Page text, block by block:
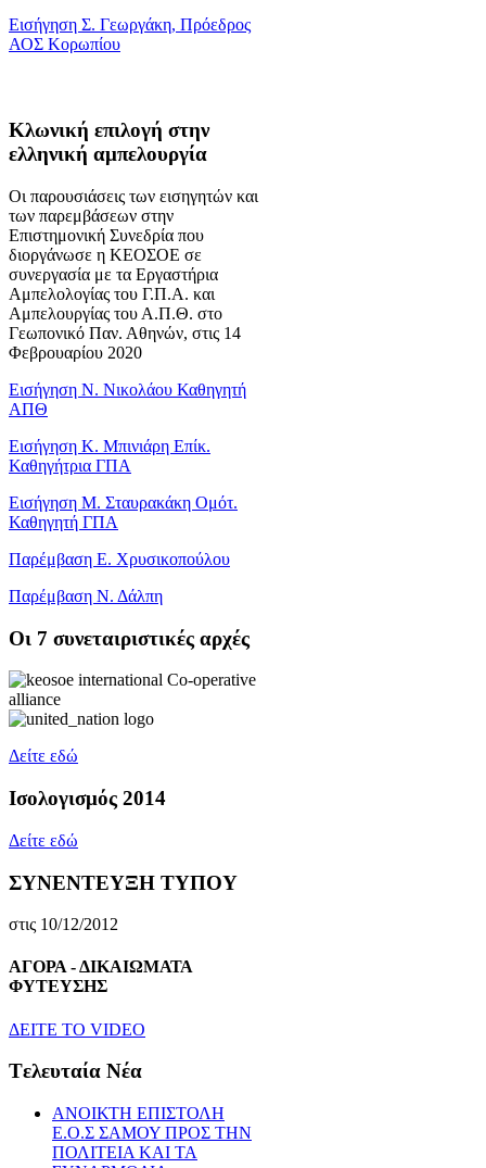
Εισήγηση Σ. Γεωργάκη, Πρόεδρος
ΑΟΣ Κορωπίου
Κλωνική επιλογή στην
ελληνική αμπελουργία
Οι παρουσιάσεις των εισηγητών και
των παρεμβάσεων στην
Επιστημονική Συνεδρία που
διοργάνωσε η ΚΕΟΣΟΕ σε
συνεργασία με τα Εργαστήρια
Αμπελολογίας του Γ.Π.Α. και
Αμπελουργίας του Α.Π.Θ. στο
Γεωπονικό Παν. Αθηνών, στις 14
Φεβρουαρίου 2020
Εισήγηση Ν. Νικολάου Καθηγητή
ΑΠΘ
Εισήγηση Κ. Μπινιάρη Επίκ.
Καθηγήτρια ΓΠΑ
Εισήγηση Μ. Σταυρακάκη Ομότ.
Καθηγητή ΓΠΑ
Παρέμβαση Ε. Χρυσικοπούλου
Παρέμβαση Ν. Δάλπη
Oι 7 συνεταιριστικές αρχές
Δείτε εδώ
Ισολογισμός 2014
Δείτε εδώ
ΣΥΝΕΝΤΕΥΞΗ ΤΥΠΟΥ
στις 10/12/2012
ΑΓΟΡΑ - ΔΙΚΑΙΩΜΑΤΑ
ΦΥΤΕΥΣΗΣ
ΔEITE TO VIDEO
Tελευταία Nέα
ΑΝΟΙΚΤΗ ΕΠΙΣΤΟΛΗ
Ε.Ο.Σ ΣΑΜΟΥ ΠΡΟΣ ΤΗΝ
ΠΟΛΙΤΕΙΑ ΚΑΙ ΤΑ